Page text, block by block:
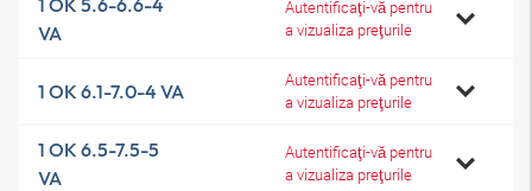
1 OK 5.6-6.6-4
VA
Autentificaţi-vă pentru
a vizualiza preţurile
1 OK 6.1-7.0-4 VA
Autentificaţi-vă pentru
a vizualiza preţurile
1 OK 6.5-7.5-5
VA
Autentificaţi-vă pentru
a vizualiza preţurile